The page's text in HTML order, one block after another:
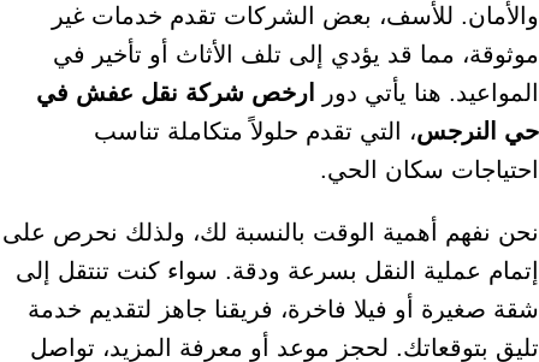
والأمان. للأسف، بعض الشركات تقدم خدمات غير
موثوقة، مما قد يؤدي إلى تلف الأثاث أو تأخير في
المواعيد. هنا يأتي دور
ارخص شركة نقل عفش في
حي النرجس، التي تقدم حلولاً متكاملة تناسب
احتياجات سكان الحي.
نحن نفهم أهمية الوقت بالنسبة لك، ولذلك نحرص على
إتمام عملية النقل بسرعة ودقة. سواء كنت تنتقل إلى
شقة صغيرة أو فيلا فاخرة، فريقنا جاهز لتقديم خدمة
تليق بتوقعاتك. لحجز موعد أو معرفة المزيد، تواصل